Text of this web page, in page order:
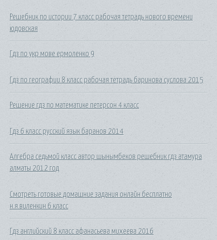
Решебник по истории 7 класс рабочая тетрадь нового времени
юдовская
Гдз по укр мове ермоленко 9
Гдз по географии 8 класс рабочая тетрадь баринова суслова 2015
Решение гдз по математике петерсон 4 класс
Гдз 6 класс русский язык баранов 2014
Алгебра седьмой класс автор шынымбеков решебник гдз атамура
алматы 2012 год
Смотреть готовые домашние задания онлайн бесплатно
н.я.виленкин 6 класс
Гдз английский 8 класс афанасьева михеева 2016